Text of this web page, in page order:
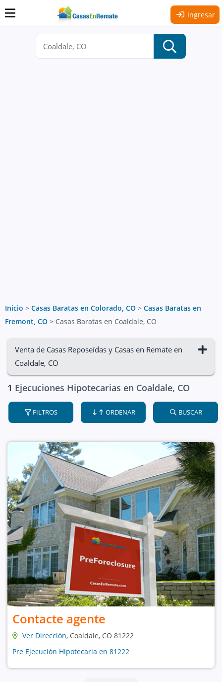
Ingresar
Inicio > Casas Baratas en Colorado, CO > Casas Baratas en
Fremont, CO > Casas Baratas en Coaldale, CO
Venta de Casas Reposeídas y Casas en Remate en
Coaldale, CO
1 Ejecuciones Hipotecarias en Coaldale, CO
FILTROS ORDENAR BUSCAR
Contacte agente
Ver Dirección, Coaldale, CO 81222
Pre Ejecución Hipotecaria en 81222